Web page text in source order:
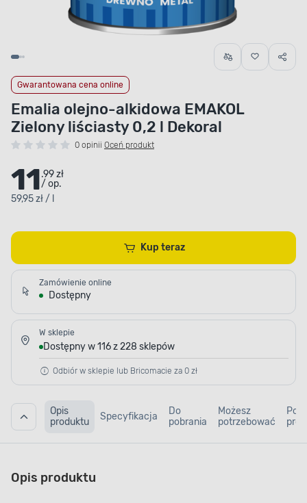
Gwarantowana cena online
Emalia olejno-alkidowa EMAKOL
Zielony liściasty 0,2 l Dekoral
0 opinii Oceń produkt
11.99 zł
/ op.
59,95 zł / l
Kup teraz
Zamówienie online
Dostępny
W sklepie
Dostępny w 116 z 228 sklepów
Odbiór w sklepie lub Bricomacie za 0 zł
Opis
produktu
Specyfikacja
Do
pobrania
Możesz
potrzebować
Opis produktu